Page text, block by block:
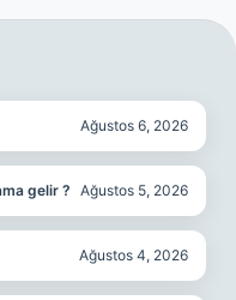
Ağustos 6, 2026
gelir ? Ağustos 5, 2026
Ağustos 4, 2026